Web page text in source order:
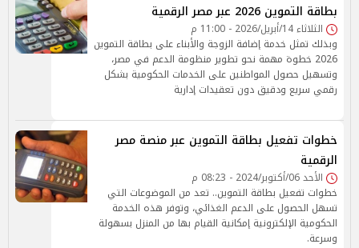
بطاقة التموين 2026 عبر مصر الرقمية
الثلاثاء 14/أبريل/2026 - 11:00 م
وبذلك تمثل خدمة إضافة الزوجة والأبناء على بطاقة التموين
2026 خطوة مهمة نحو تطوير منظومة الدعم في مصر،
وتسهيل حصول المواطنين على الخدمات الحكومية بشكل
رقمي سريع ودقيق دون تعقيدات إدارية
خطوات تفعيل بطاقة التموين عبر منصة مصر
الرقمية
الأحد 06/أكتوبر/2024 - 08:23 م
خطوات تفعيل بطاقة التموين.. تعد من الموضوعات التي
تسهل الحصول على الدعم الغذائي، وتوفر هذه الخدمة
الحكومية الإلكترونية إمكانية القيام بها من المنزل بسهولة
وسرعة.